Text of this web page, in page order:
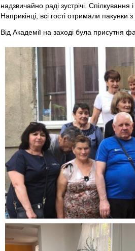
надзвичайно раді зустрічі.
Наприкінці, всі гості отримали
Від Академії на заході була присутня